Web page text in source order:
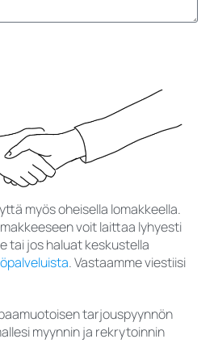
myös oheisella lomakkeella.
voit laittaa lyhyesti
tai jos haluat keskustella
. Vastaamme viestiisi
tarjouspyynnön
myynnin ja rekrytoinnin